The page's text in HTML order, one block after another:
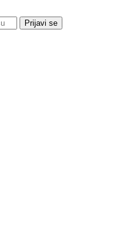
Prijavi se